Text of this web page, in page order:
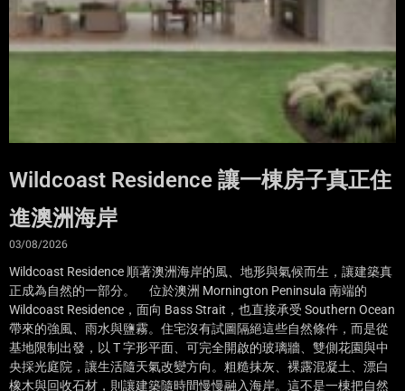
Wildcoast Residence 讓一棟房子真正住
進澳洲海岸
03/08/2026
Wildcoast Residence 順著澳洲海岸的風、地形與氣候而生，讓建築真
正成為自然的一部分。 位於澳洲 Mornington Peninsula 南端的
Wildcoast Residence，面向 Bass Strait，也直接承受 Southern Ocean
帶來的強風、雨水與鹽霧。住宅沒有試圖隔絕這些自然條件，而是從
基地限制出發，以 T 字形平面、可完全開啟的玻璃牆、雙側花園與中
央採光庭院，讓生活隨天氣改變方向。粗糙抹灰、裸露混凝土、漂白
橡木與回收石材，則讓建築隨時間慢慢融入海岸。這不是一棟把自然